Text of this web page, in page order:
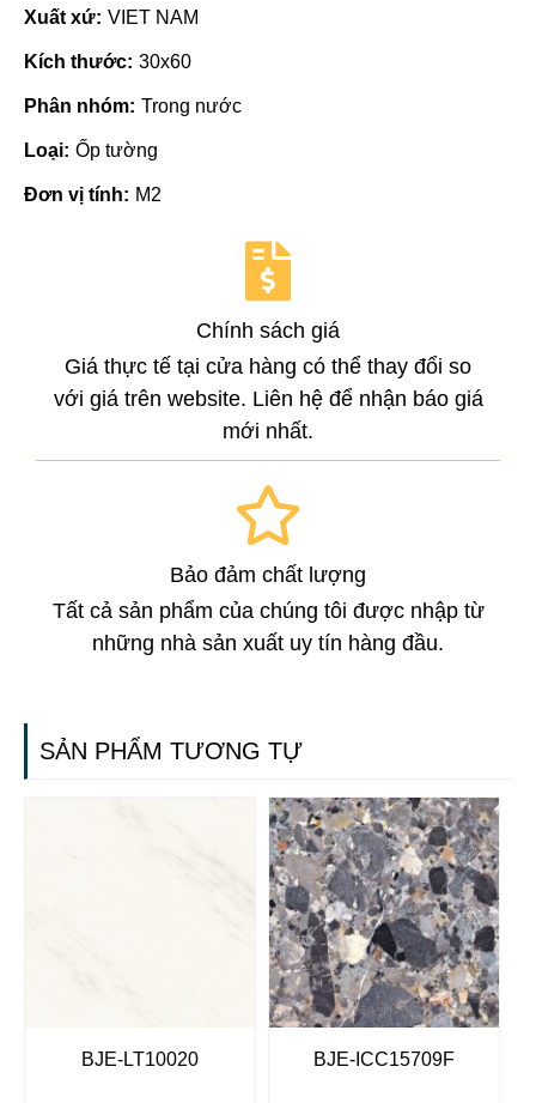
Xuất xứ: VIET NAM
Kích thước: 30x60
Phân nhóm: Trong nước
Loại: Ốp tường
Đơn vị tính: M2
Chính sách giá
Giá thực tế tại cửa hàng có thể thay đổi so
với giá trên website. Liên hệ để nhận báo giá
mới nhất.
Bảo đảm chất lượng
Tất cả sản phẩm của chúng tôi được nhập từ
những nhà sản xuất uy tín hàng đầu.
SẢN PHẨM TƯƠNG TỰ
BJE-LT10020 BJE-ICC15709F